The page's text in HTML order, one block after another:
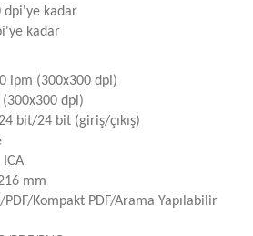
dpi'ye kadar
kadar
ipm (300x300 dpi)
dpi)
bit/24 bit (giriş/çıkış)
mm
PDF/Kompakt PDF/Arama Yapılabilir